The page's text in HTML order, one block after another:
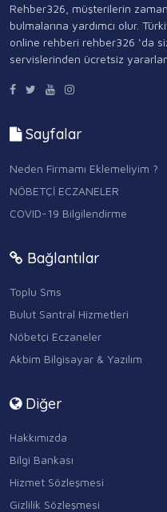
Rehber326, müşterilerin
bulmalarına yardımcı olur.
online rehberi rehber326 ‘da
servislerinden ücretsiz
Sayfalar
Neden Firmamı Eklemeliyim ?
NÖBETÇİ ECZANELER
COVID-19 Bilgilendirme
Bağlantılar
Toplu Sms
Bulut Santral Hizmetleri
Nöbetçi Eczaneler
Akbim Bilgisayar & Yazılım
Diğer
Hakkımızda
Bilgi Bankası
Hizmet Sözleşmesi
Gizlilik Sözleşmesi